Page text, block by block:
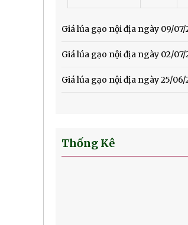
Giá lúa gạo nội địa ngày 09/
Giá lúa gạo nội địa ngày 02/
Giá lúa gạo nội địa ngày 25/
Thống Kê